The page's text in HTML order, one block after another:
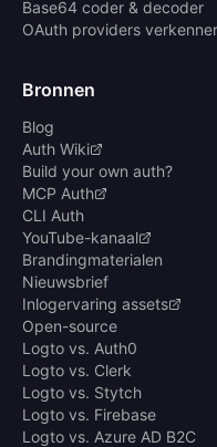
Base64 coder & decoder
OAuth providers verkenner
Bronnen
Blog
Auth Wiki
Build your own auth?
MCP Auth
CLI Auth
YouTube-kanaal
Brandingmaterialen
Nieuwsbrief
Inlogervaring assets
Open-source
Logto vs. Auth0
Logto vs. Clerk
Logto vs. Stytch
Logto vs. Firebase
Logto vs. Azure AD B2C